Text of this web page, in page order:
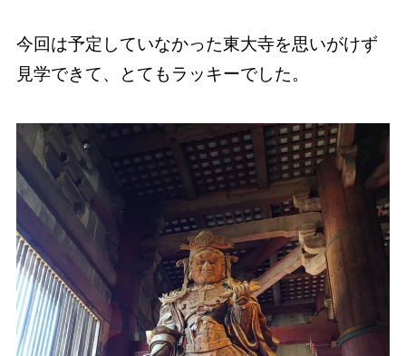
今回は予定していなかった東大寺を思いがけず
見学できて、とてもラッキーでした。